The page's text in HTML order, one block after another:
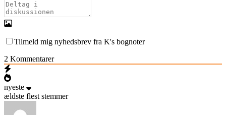
Tilmeld mig nyhedsbrev fra K's bognoter
2 Kommentarer
nyeste
ældste flest stemmer